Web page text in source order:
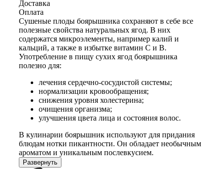
Доставка
Оплата
Сушеные плоды боярышника сохраняют в себе все
полезные свойства натуральных ягод. В них
содержатся микроэлементы, например калий и
кальций, а также в избытке витамин С и В.
Употребление в пищу сухих ягод боярышника
полезно для:
лечения сердечно-сосудистой системы;
нормализации кровообращения;
снижения уровня холестерина;
очищения организма;
улучшения цвета лица и состояния волос.
В кулинарии боярышник используют для придания
блюдам нотки пикантности. Он обладает необычным
ароматом и уникальным послевкусием.
Развернуть